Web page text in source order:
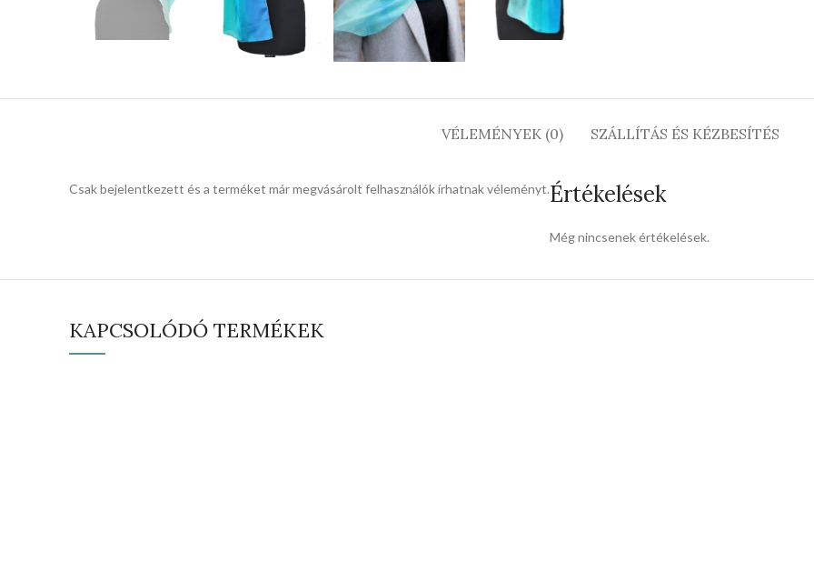
VÉLEMÉNYEK (0) SZÁLLÍTÁS ÉS KÉZBESÍTÉS
Értékelések
Még nincsenek értékelések.
Csak bejelentkezett és a terméket már megvásárolt felhasználók írhatnak véleményt.
KAPCSOLÓDÓ TERMÉKEK